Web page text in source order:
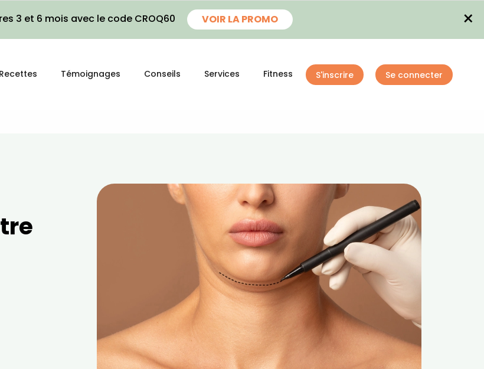
3 et 6 mois avec le code CROQ60 VOIR LA PROMO ×
Recettes Témoignages Conseils Services Fitness S'inscrire Se connecter